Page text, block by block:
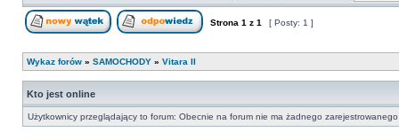
Strona 1 z 1 [ Posty: 1 ]
Wykaz forów » SAMOCHODY » Vitara II
Kto jest online
Użytkownicy przeglądający to forum: Obecnie na forum nie ma żadnego